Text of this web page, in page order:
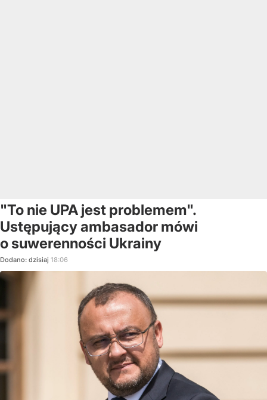
"To nie UPA jest problemem".
Ustępujący ambasador mówi
o suwerenności Ukrainy
Dodano: dzisiaj 18:06